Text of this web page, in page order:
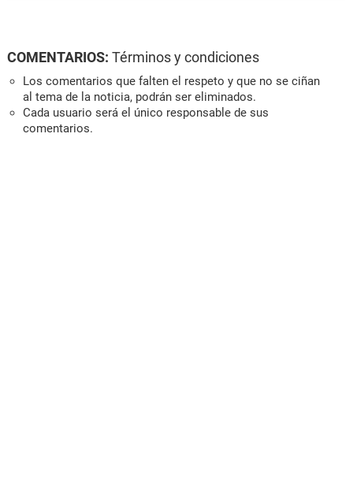
COMENTARIOS: Términos y condiciones
Los comentarios que falten el respeto y que no se ciñan
al tema de la noticia, podrán ser eliminados.
Cada usuario será el único responsable de sus
comentarios.